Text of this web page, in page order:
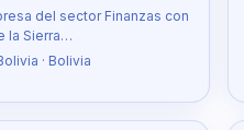
del sector Finanzas con
la Sierra…
· Bolivia